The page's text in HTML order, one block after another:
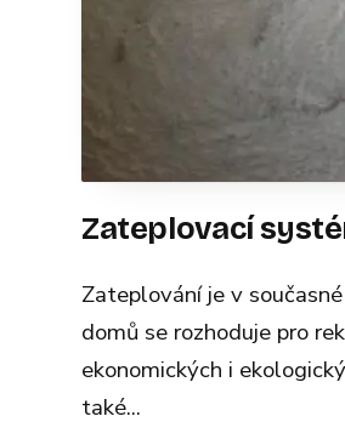
Zateplovací
Zateplování je v
domů se rozhoduje pro
ekonomických i
také...